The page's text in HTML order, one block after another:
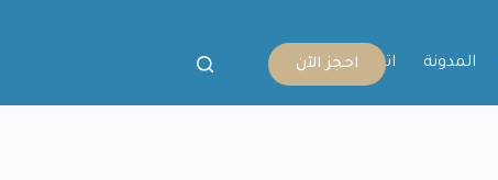
المدونة اتصل بنااحجز الآن